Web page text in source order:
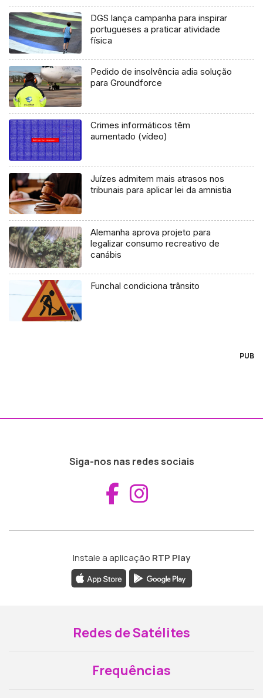
DGS lança campanha para inspirar
portugueses a praticar atividade
física
Pedido de insolvência adia solução
para Groundforce
Crimes informáticos têm
aumentado (vídeo)
Juízes admitem mais atrasos nos
tribunais para aplicar lei da amnistia
Alemanha aprova projeto para
legalizar consumo recreativo de
canábis
Funchal condiciona trânsito
PUB
Siga-nos nas redes sociais
Aceder ao
Instale a aplicação RTP Play
Redes de Satélites
Frequências